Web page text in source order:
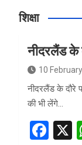
शिक्षा
नीदरलैंड के
10
नीदरलैंड के दौरे
की भी लेंगे…
F